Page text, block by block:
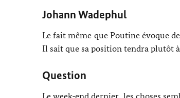
Johann Wadephul
Le fait même que Poutineévoque
Il sait que sa position tendra plutôt
Question
Le week‑end dernier, les choses